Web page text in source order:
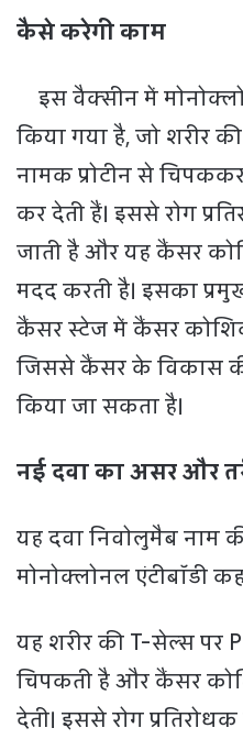
कैसे करेगी काम
इस वैक्सीन में
किया गया है, जो शरीर
नामक प्रोटीन से
कर देती हैं। इससे रोग
जाती है और यह कैंसर
मदद करती है। इसका
कैंसर स्टेज में कैंसर
जिससे कैंसर के विकास
किया जा सकता है।
नई दवा का असर और
यह दवा निवोलुमैब नाम
मोनोक्लोनल एंटीबॉडी
यह शरीर की T-सेल्स पर
चिपकती है और कैंसर
देती। इससे रोग